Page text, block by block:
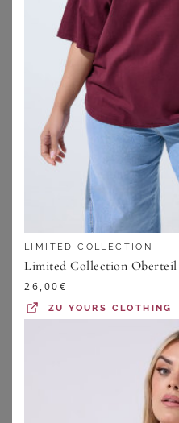
ELOMI
Elomi Badeanzug Sunset Shimmer Badeanzug ohne Bügel G-L Cup
LIMITED COLLECTION
26,00€
ZUYOURS CLOTHING